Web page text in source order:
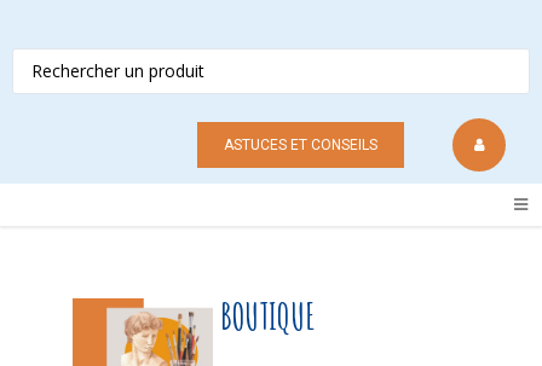
ASTUCES ET CONSEILS
BOUTIQUE